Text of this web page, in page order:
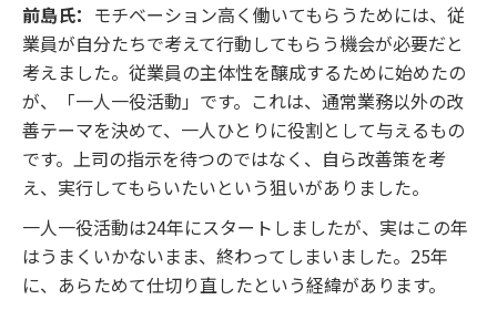
前島氏： モチベーション高く働いてもらうためには、従
業員が自分たちで考えて行動してもらう機会が必要だと
考えました。従業員の主体性を醸成するために始めたの
が、「一人一役活動」です。これは、通常業務以外の改
善テーマを決めて、一人ひとりに役割として与えるもの
です。上司の指示を待つのではなく、自ら改善策を考
え、実行してもらいたいという狙いがありました。
一人一役活動は24年にスタートしましたが、実はこの年
はうまくいかないまま、終わってしまいました。25年
に、あらためて仕切り直したという経緯があります。